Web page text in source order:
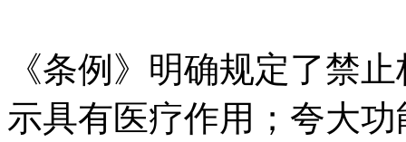
《条例》明确规定了禁
示具有医疗作用；夸大